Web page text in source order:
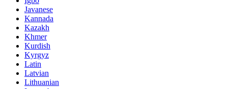
Javanese
Kannada
Kazakh
Khmer
Kurdish
Kyrgyz
Latin
Latvian
Lithuanian